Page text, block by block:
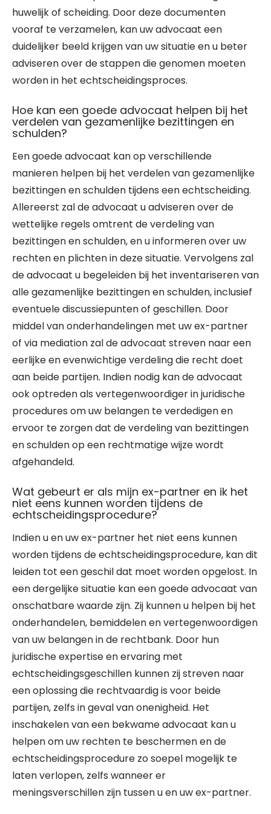
huwelijk of scheiding. Door deze documenten
vooraf te verzamelen, kan uw advocaat een
duidelijker beeld krijgen van uw situatie en u beter
adviseren over de stappen die genomen moeten
worden in het echtscheidingsproces.
Hoe kan een goede advocaat helpen bij het
verdelen van gezamenlijke bezittingen en
schulden?
Een goede advocaat kan op verschillende
manieren helpen bij het verdelen van gezamenlijke
bezittingen en schulden tijdens een echtscheiding.
Allereerst zal de advocaat u adviseren over de
wettelijke regels omtrent de verdeling van
bezittingen en schulden, en u informeren over uw
rechten en plichten in deze situatie. Vervolgens zal
de advocaat u begeleiden bij het inventariseren van
alle gezamenlijke bezittingen en schulden, inclusief
eventuele discussiepunten of geschillen. Door
middel van onderhandelingen met uw ex-partner
of via mediation zal de advocaat streven naar een
eerlijke en evenwichtige verdeling die recht doet
aan beide partijen. Indien nodig kan de advocaat
ook optreden als vertegenwoordiger in juridische
procedures om uw belangen te verdedigen en
ervoor te zorgen dat de verdeling van bezittingen
en schulden op een rechtmatige wijze wordt
afgehandeld.
Wat gebeurt er als mijn ex-partner en ik het
niet eens kunnen worden tijdens de
echtscheidingsprocedure?
Indien u en uw ex-partner het niet eens kunnen
worden tijdens de echtscheidingsprocedure, kan dit
leiden tot een geschil dat moet worden opgelost. In
een dergelijke situatie kan een goede advocaat van
onschatbare waarde zijn. Zij kunnen u helpen bij het
onderhandelen, bemiddelen en vertegenwoordigen
van uw belangen in de rechtbank. Door hun
juridische expertise en ervaring met
echtscheidingsgeschillen kunnen zij streven naar
een oplossing die rechtvaardig is voor beide
partijen, zelfs in geval van onenigheid. Het
inschakelen van een bekwame advocaat kan u
helpen om uw rechten te beschermen en de
echtscheidingsprocedure zo soepel mogelijk te
laten verlopen, zelfs wanneer er
meningsverschillen zijn tussen u en uw ex-partner.